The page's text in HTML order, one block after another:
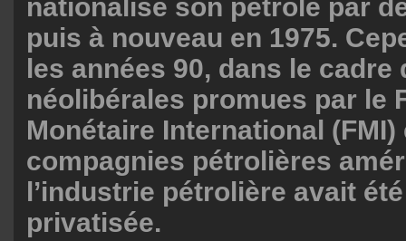
nationalisé son pétrole par
puis à nouveau en 1975.
les années 90, dans le
néolibérales promues par le
Monétaire International
compagnies pétrolières
l’industrie pétrolière avait
privatisée.